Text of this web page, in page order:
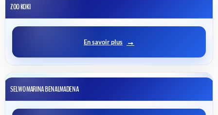
ZOO KOKI
En savoir plus
SELWO MARINA BENALMADENA